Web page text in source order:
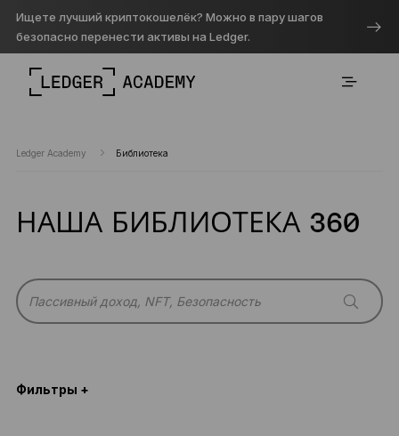
Ищете лучший криптокошелёк? Можно в пару шагов
безопасно перенести активы на Ledger.
Ledger Academy Библиотека
НАША БИБЛИОТЕКА 360
Фильтры +